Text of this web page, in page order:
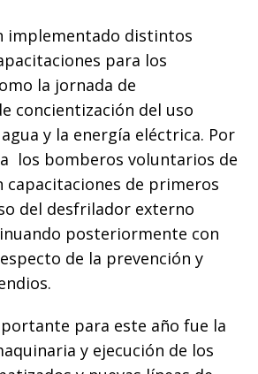
implementado distintos
para los
la jornada de
concientización del uso
y la energía eléctrica. Por
los bomberos voluntarios de
capacitaciones de primeros
del desfrilador externo
posteriormente con
de la prevención y
para este año fue la
y ejecución de los